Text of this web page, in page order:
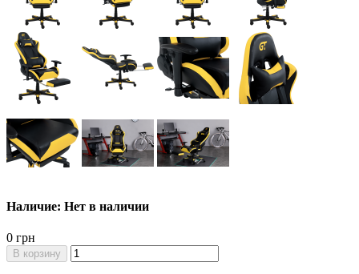
Наличие: Нет в наличии
0 грн
В корзину